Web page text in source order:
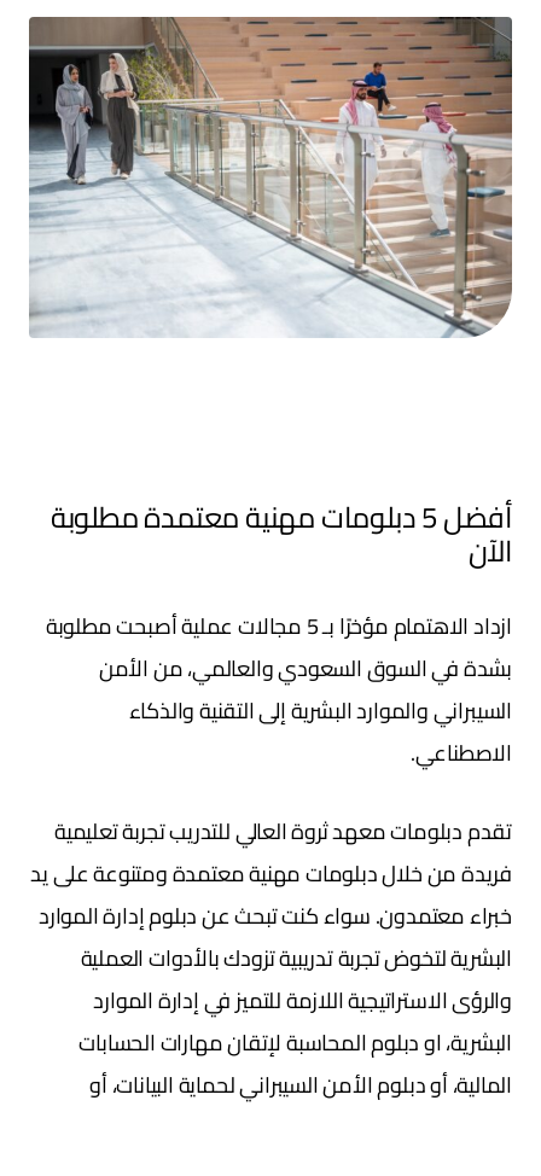
أفضل 5 دبلومات مهنية معتمدة مطلوبة
الآن
ازداد الاهتمام مؤخرًا بـ 5 مجالات عملية أصبحت مطلوبة
بشدة في السوق السعودي والعالمي، من الأمن
السيبراني والموارد البشرية إلى التقنية والذكاء
الاصطناعي.
تقدم دبلومات معهد ثروة العالي للتدريب تجربة تعليمية
فريدة من خلال دبلومات مهنية معتمدة ومتنوعة على يد
خبراء معتمدون. سواء كنت تبحث عن دبلوم إدارة الموارد
البشرية لتخوض تجربة تدريبية تزودك بالأدوات العملية
والرؤى الاستراتيجية اللازمة للتميز في إدارة الموارد
البشرية، او دبلوم المحاسبة لإتقان مهارات الحسابات
المالية، أو دبلوم الأمن السيبراني لحماية البيانات، أو